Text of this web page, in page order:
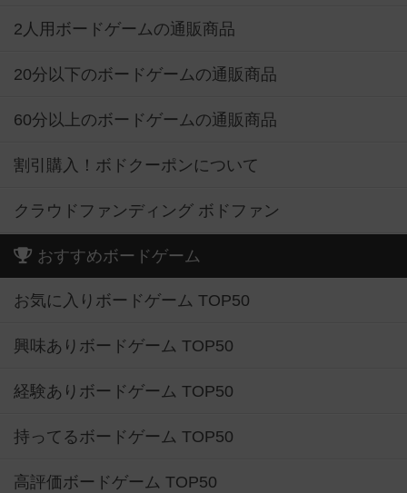
2人用ボードゲームの通販商品
20分以下のボードゲームの通販商品
60分以上のボードゲームの通販商品
割引購入！ボドクーポンについて
クラウドファンディング ボドファン
おすすめボードゲーム
お気に入りボードゲーム TOP50
興味ありボードゲーム TOP50
経験ありボードゲーム TOP50
持ってるボードゲーム TOP50
高評価ボードゲーム TOP50